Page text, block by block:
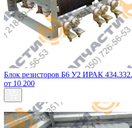
Блок резисторов Б6 У2 ИРАК
от 10 200